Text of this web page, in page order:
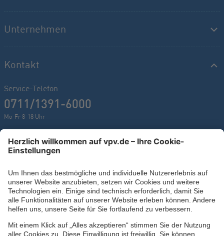
Unternehmen
Kontakt
Service-Telefon
0711/1391-6000
Mo-Fr 8-18 Uhr
Kontaktformular